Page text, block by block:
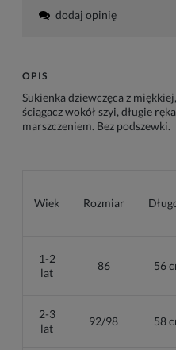
dodaj opinię
OPIS
Sukienka dziewczęca z
ściągacz wokół szyi, długie
marszczeniem. Bez podszewki.
Wiek Rozmiar
1-2
lat
86 56
2-3
lat
92/98 58